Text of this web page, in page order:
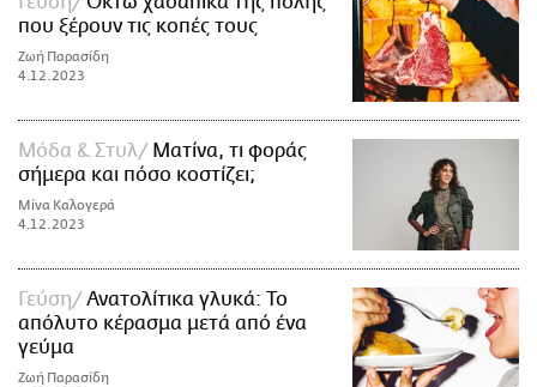
που ξέρουν τις κοπές τους
Ζωή Παρασίδη
4.12.2023
Μόδα & Στυλ
Ματίνα, τι φοράς
σήμερα και πόσο κοστίζει;
Μίνα Καλογερά
4.12.2023
Γεύση
Ανατολίτικα γλυκά: Το
απόλυτο κέρασμα μετά από ένα
γεύμα
Ζωή Παρασίδη